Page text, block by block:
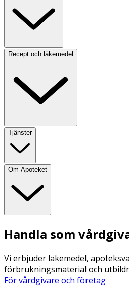
Recept och läkemedel
Tjänster
Om Apoteket
Handla som
Vi erbjuder läkemedel,
förbrukningsmaterial och
För vårdgivare och företag